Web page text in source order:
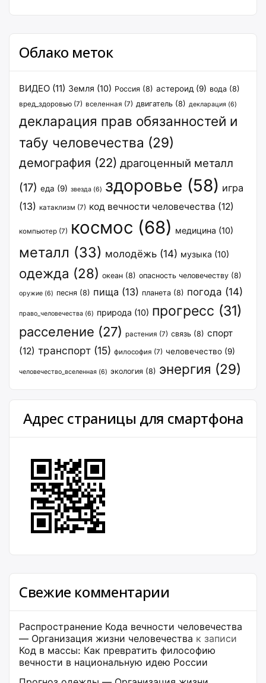
Облако меток
ВИДЕО (11) Земля (10) Россия (8) астероид (9) вода (8)
вред_здоровью (7) вселенная (7) двигатель (8) декларация (6)
декларация прав обязанностей и
табу человечества (29)
демография (22) драгоценный металл
(17) еда (9) звезда (6) здоровье (58) игра
(13) катаклизм (7) код вечности человечества (12)
компьютер (7) космос (68) медицина (10)
металл (33) молодёжь (14) музыка (10)
одежда (28) океан (8) опасность человечеству (8)
оружие (6) песня (8) пища (13) планета (8) погода (14)
право_человечества (6) природа (10) прогресс (31)
расселение (27) растения (7) связь (8) спорт
(12) транспорт (15) философия (7) человечество (9)
человечество_вселенная (6) экология (8) энергия (29)
Адрес страницы для смартфона
Свежие комментарии
Распространение Кода вечности человечества
— Организация жизни человечества к записи
Код в массы: Как превратить философию
вечности в национальную идею России